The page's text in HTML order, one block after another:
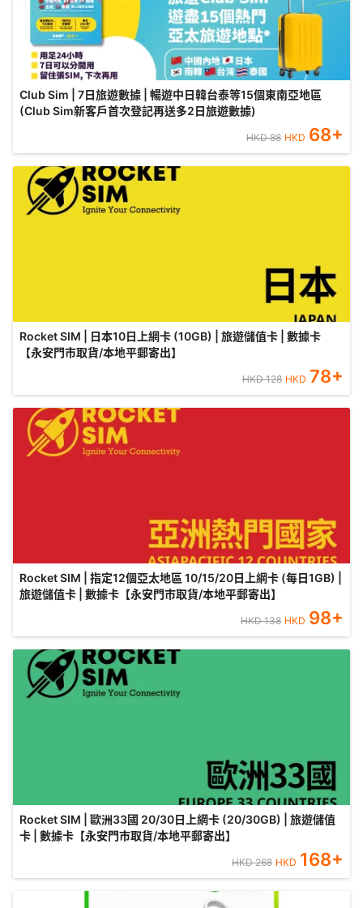
Club Sim | 7日旅遊數據 | 暢遊中日韓台泰等15個東南亞地區
(Club Sim新客戶首次登記再送多2日旅遊數據)
HKD88 HKD 68+
Rocket SIM | 日本10日上網卡 (10GB) | 旅遊儲值卡 | 數據卡
【永安門市取貨/本地平郵寄出】
HKD128 HKD 78+
Rocket SIM | 指定12個亞太地區 10/15/20日上網卡 (每日1GB) |
旅遊儲值卡 | 數據卡【永安門市取貨/本地平郵寄出】
HKD138 HKD 98+
Rocket SIM | 歐洲33國 20/30日上網卡 (20/30GB) | 旅遊儲值
卡 | 數據卡【永安門市取貨/本地平郵寄出】
HKD268 HKD 168+